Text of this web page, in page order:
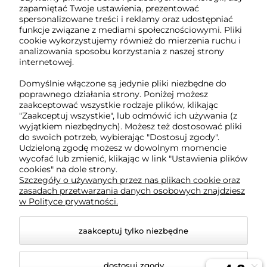
pn-pt: 08:00-16:00
791 063 018
biuro@tukado.pl
O nas
Obsługa klienta
Pomoc
Moje konto
zapamiętać Twoje ustawienia, prezentować
spersonalizowane treści i reklamy oraz udostępniać
funkcje związane z mediami społecznościowymi. Pliki
cookie wykorzystujemy również do mierzenia ruchu i
analizowania sposobu korzystania z naszej strony
internetowej.
Domyślnie włączone są jedynie pliki niezbędne do
poprawnego działania strony. Poniżej możesz
zaakceptować wszystkie rodzaje plików, klikając
"Zaakceptuj wszystkie", lub odmówić ich używania (z
wyjątkiem niezbędnych). Możesz też dostosować pliki
do swoich potrzeb, wybierając "Dostosuj zgody".
Udzieloną zgodę możesz w dowolnym momencie
wycofać lub zmienić, klikając w link "Ustawienia plików
cookies" na dole strony.
Szczegóły o używanych przez nas plikach cookie oraz
zasadach przetwarzania danych osobowych znajdziesz
w Polityce prywatności.
zaakceptuj tylko niezbędne
dostosuj zgody